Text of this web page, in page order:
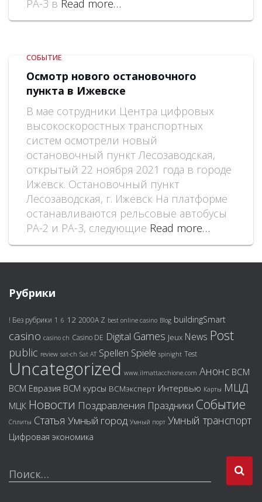
РА-3 в Read more…
СОБЫТИЕ
Осмотр нового остановочного
пункта в Ижевске
В мае сотрудники Центра цифровых
высокоскоростных транспортных
систем осмотрели новый
остановочный пункт Лесозаводская,
открытый 22 ноября 2021 года в городе
Ижевск. Остановочный пункт
Лесозаводская, г. Ижевск На платформе
останавливаются рельсовые автобусы
РА-2 и РА-3, следующие Read more…
Рубрики
! Без рубрики 1 6 12 2000A Z best online casino Blog buildingSmart
casino casino ch Casino DE Digital Games Jeux News Post
public review sat-ch Sat AT Spellen Spiele spinight Test
Uncategorized www.ilmattacchione.com Анонс ВСМ
ВСМ Евразия ВСМ курсы ВСМэксперт Интервью Карты МЦД
МЦК Новости Поздравления Праздники Событие
Сплиты Статья Умный город Умный порт Умный транспорт
Цифровая экономика
Поиск…